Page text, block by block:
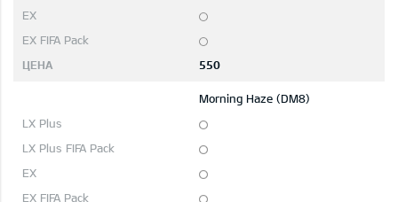
550
Morning Haze (DM8)